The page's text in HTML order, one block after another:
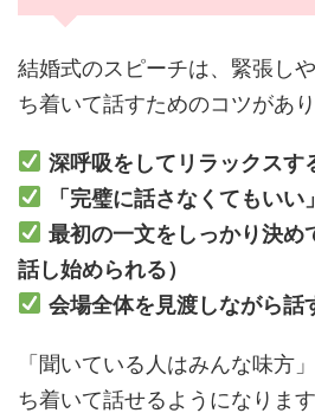
結婚式のスピーチは、緊張し
ち着いて話すためのコツがあり
深呼吸をしてリラックスす
「完璧に話さなくてもいい
最初の一文をしっかり決め
話し始められる）
会場全体を見渡しながら話
「聞いている人はみんな味方
ち着いて話せるようになります